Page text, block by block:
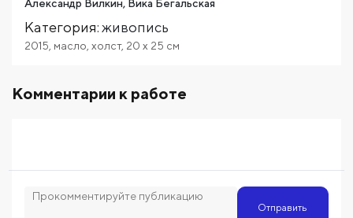
Александр Вилкин, Вика Бегальская
Категория:живопись
2015 масло холст, 20 x 25 см
Комментарии к работе
Отправить